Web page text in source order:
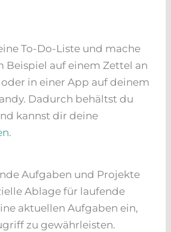
To-Do-Liste und mache
Beispiel auf einem Zettel an
in einer App auf deinem
Dadurch behältst du
kannst dir deine
.
Aufgaben und Projekte
Ablage für laufende
aktuellen Aufgaben ein,
zu gewährleisten.